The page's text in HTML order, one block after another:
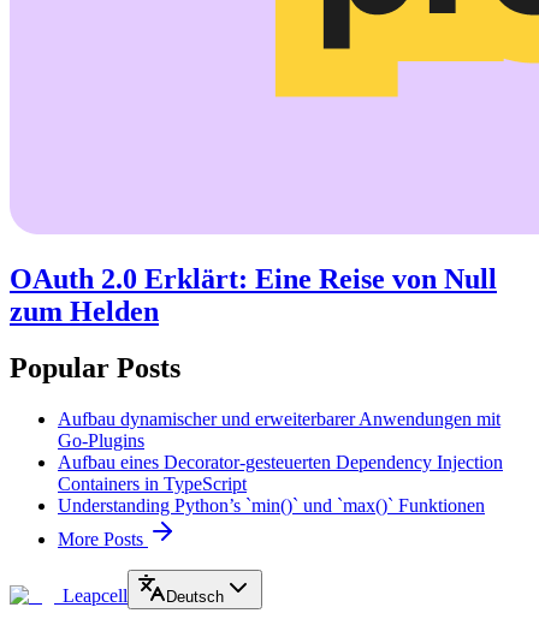
OAuth 2.0 Erklärt: Eine Reise von Null
zum Helden
Popular Posts
Aufbau dynamischer und erweiterbarer Anwendungen mit
Go-Plugins
Aufbau eines Decorator-gesteuerten Dependency Injection
Containers in TypeScript
Understanding Python’s `min()` und `max()` Funktionen
More Posts
Leapcell Deutsch